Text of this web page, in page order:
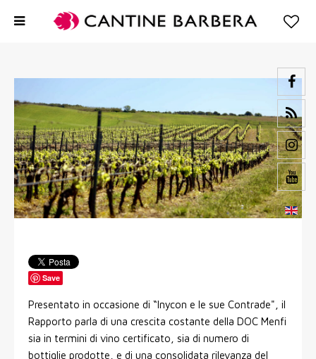
Save
Presentato in occasione di “Inycon e le sue Contrade", il
Rapporto parla di una crescita costante della DOC Menfi
sia in termini di vino certificato, sia di numero di
bottiglie prodotte, e di una consolidata rilevanza del